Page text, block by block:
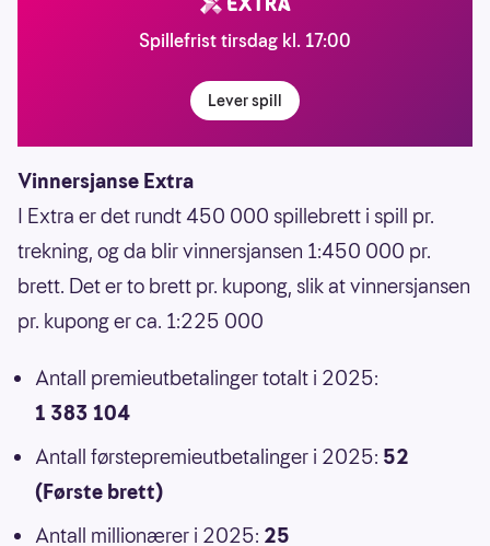
Spillefrist tirsdag kl. 17:00
Lever spill
Vinnersjanse Extra
I Extra er det rundt 450 000 spillebrett i spill pr.
trekning, og da blir vinnersjansen 1:450 000 pr.
brett. Det er to brett pr. kupong, slik at vinnersjansen
pr. kupong er ca. 1:225 000
Antall premieutbetalinger totalt i 2025:
1 383 104
Antall førstepremieutbetalinger i 2025: 52
(Første brett)
Antall millionærer i 2025: 25